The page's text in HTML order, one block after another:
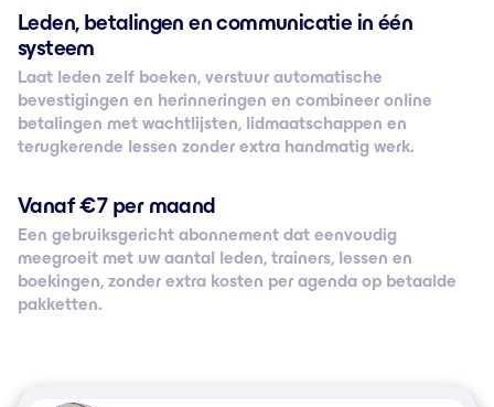
Leden, betalingen en communicatie in één
systeem
Laat leden zelf boeken, verstuur automatische
bevestigingen en herinneringen en combineer online
betalingen met wachtlijsten, lidmaatschappen en
terugkerende lessen zonder extra handmatig werk.
Vanaf € 7 per maand
Een gebruiksgericht abonnement dat eenvoudig
meegroeit met uw aantal leden, trainers, lessen en
boekingen, zonder extra kosten per agenda op betaalde
pakketten.